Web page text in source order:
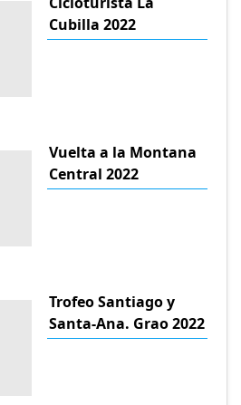
Cubilla 2022
Vuelta a la Montana
Central 2022
Trofeo Santiago y
Santa-Ana. Grao 2022